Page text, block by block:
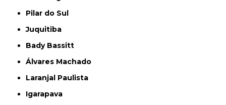
Pilar do Sul
Juquitiba
Bady Bassitt
Álvares Machado
Laranjal Paulista
Igarapava